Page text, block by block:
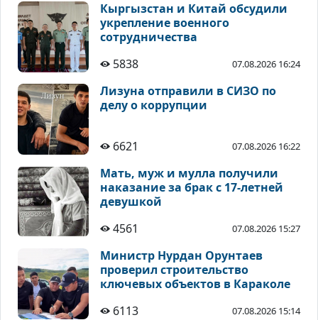
Кыргызстан и Китай обсудили
укрепление военного
сотрудничества
5838
07.08.2026 16:24
Лизуна отправили в СИЗО по
делу о коррупции
6621 07.08.2026 16:22
Мать, муж и мулла получили
наказание за брак с 17-летней
девушкой
4561
07.08.2026 15:27
Министр Нурдан Орунтаев
проверил строительство
ключевых объектов в Караколе
6113
07.08.2026 15:14